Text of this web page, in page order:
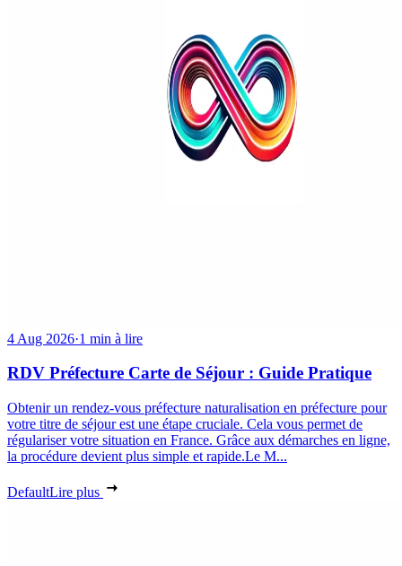
4 Aug 2026·1 min à lire
RDV Préfecture Carte de Séjour : Guide Pratique
Obtenir un rendez-vous préfecture naturalisation en préfecture pour
votre titre de séjour est une étape cruciale. Cela vous permet de
régulariser votre situation en France. Grâce aux démarches en ligne,
la procédure devient plus simple et rapide.Le M...
DefaultLire plus